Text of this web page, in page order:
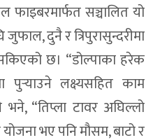
फाइबरमार्फत सञ्चालित यो
दुनै र त्रिपुरासुन्दरीमा
छ। “डोल्पाका हरेक
पुर्‍याउने लक्ष्यसहित काम
“तिप्ला टावर अघिल्लो
भए पनि मौसम, बाटो र